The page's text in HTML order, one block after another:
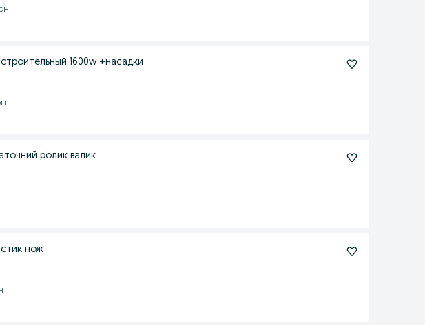
1600w +насадки
ролик валик
нож